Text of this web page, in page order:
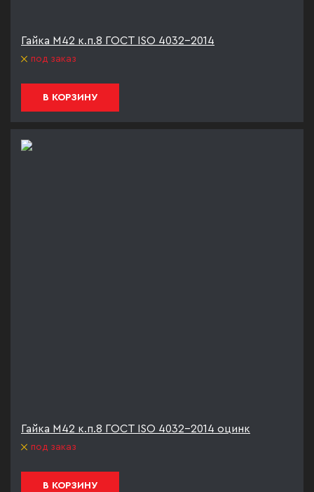
Гайка М42 к.п.8 ГОСТ ISO 4032-2014
под заказ
В КОРЗИНУ
Гайка М42 к.п.8 ГОСТ ISO 4032-2014 оцинк
под заказ
В КОРЗИНУ